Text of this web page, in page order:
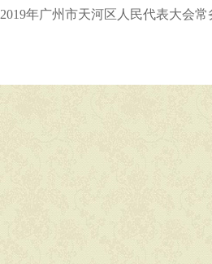
2019年广州市天河区人民代表大会